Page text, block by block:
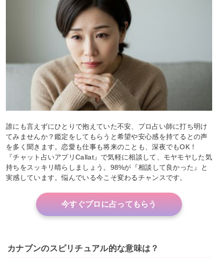
誰にも言えずにひとりで抱えていた不安、プロ占い師に打ち明け
てみませんか？鑑定をしてもらうと希望や安心感を持てるとの声
を多く聞きます。恋愛も仕事も将来のことも、深夜でもOK！
『チャット占いアプリCallat』で気軽に相談して、モヤモヤした気
持ちをスッキリ晴らしましょう。98%が『相談して良かった』と
実感しています。悩んでいる今こそ変わるチャンスです。
今すぐプロに占ってもらう
カナブンのスピリチュアル的な意味は？